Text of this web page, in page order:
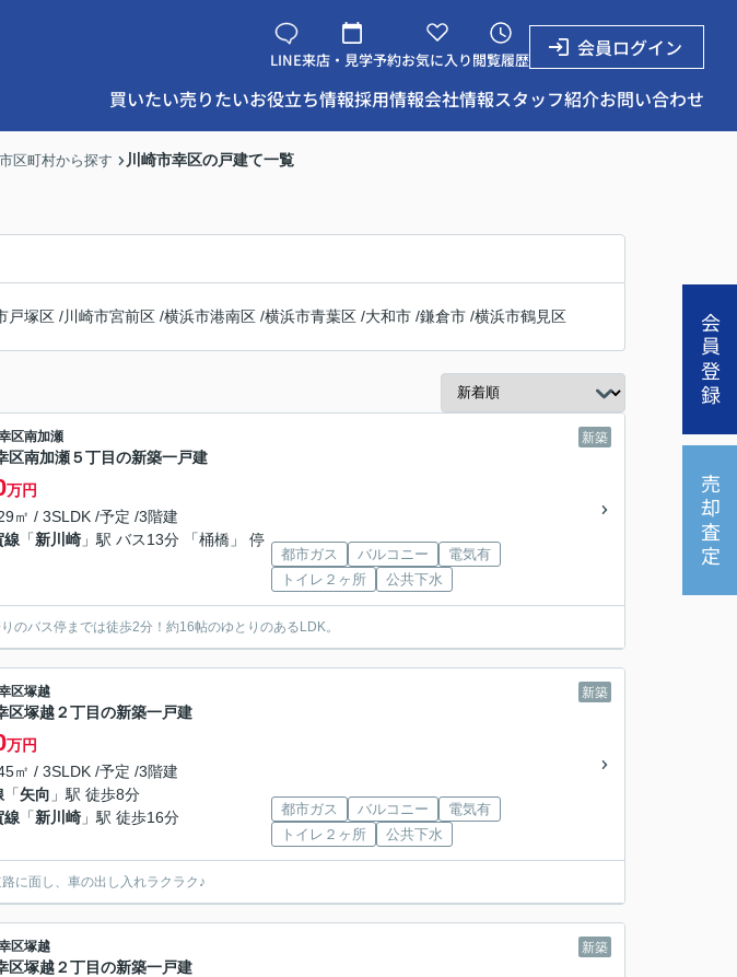
LINE来店・見学予約お気に入り閲覧履歴
会員ログイン
買いたい売りたいお役立ち情報採用情報会社情報スタッフ紹介お問い合わせ
会員登録
売却査定
区町村から探す 川崎市幸区の戸建て一覧
戸塚区 /川崎市宮前区 /横浜市港南区 /横浜市青葉区 /大和市 /鎌倉市 /横浜市鶴見区
新築
区南加瀬
区南加瀬５丁目の新築一戸建
万円
㎡ / 3SLDK /予定 /3階建
線 「新川崎 」駅 バス13分 「桶橋」 停
都市ガス バルコニー
電気有
トイレ２ヶ所
公共下水
のバス停までは徒歩2分！約16帖のゆとりのあるLDK。
新築
区塚越
区塚越２丁目の新築一戸建
万円
㎡ / 3SLDK /予定 /3階建
「矢向 」駅 徒歩8分
線 「新川崎 」駅 徒歩16分 都市ガス バルコニー
電気有
トイレ２ヶ所
公共下水
に面し、車の出し入れラクラク♪
新築
区塚越
区塚越２丁目の新築一戸建